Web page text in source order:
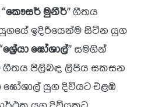
කෞසර් මුනීර්” ගීතය
ඉදිරියෙන්ම සිටින යුග
ශ්‍රේයා ඝෝශාල්” සමගින්
ගීතය පිලිබඳ ලිපිය සකසන
ඝෝශාල් යුග දිවියට එළඹ